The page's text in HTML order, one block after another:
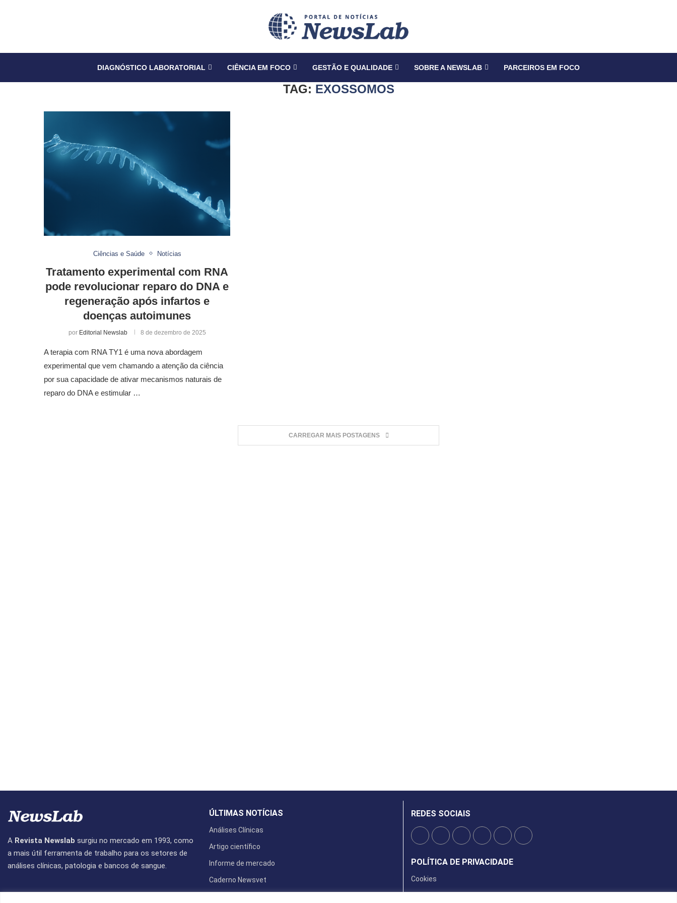
DIAGNÓSTICO LABORATORIAL CIÊNCIA EM FOCO GESTÃO E QUALIDADE SOBRE A NEWSLAB PARCEIROS EM FOCO
TAG: EXOSSOMOS
Ciências e Saúde Notícias
Tratamento experimental com RNA
pode revolucionar reparo do DNA e
regeneração após infartos e
doenças autoimunes
por Editorial Newslab 8 de dezembro de 2025
A terapia com RNA TY1 é uma nova abordagem
experimental que vem chamando a atenção da ciência
por sua capacidade de ativar mecanismos naturais de
reparo do DNA e estimular …
CARREGAR MAIS POSTAGENS
A Revista Newslab surgiu no mercado em 1993, como
a mais útil ferramenta de trabalho para os setores de
análises clínicas, patologia e bancos de sangue.
ÚLTIMAS NOTÍCIAS
Análises Clínicas
Artigo científico
Informe de mercado
Caderno Newsvet
REDES SOCIAIS
POLÍTICA DE PRIVACIDADE
Cookies